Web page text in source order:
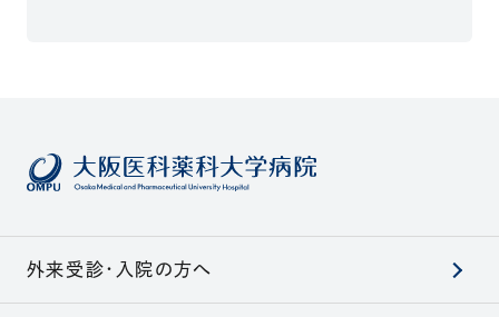
外来受診・入院の方へ